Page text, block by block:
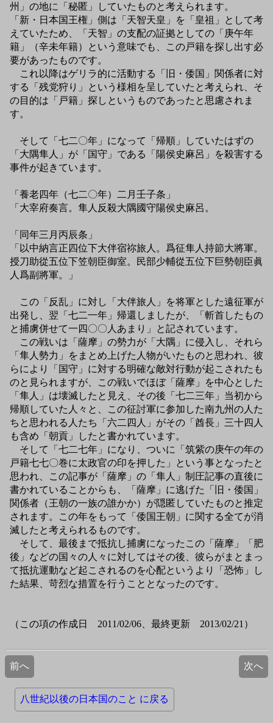
州」の地に「秘匿」していたものと考えられます。
「新・日本国王権」側は「天智天皇」を「皇祖」として考
えていたため、「天智」の支配の証拠としての「庚午年
籍」（辛未年籍）という意味でも、この戸籍を探し出す必
要があったものです。
これ以降はゲリラ的に活動する「旧・倭国」関係者に対
する「残党狩り」という様相を呈していたと考えられ、そ
の目的は「戸籍」探しというものであったと思慮されま
す。
そして「七二〇年」になって「帰順」していたはずの
「大隅隼人」が「国守」である「陽侯史麻呂」を殺害する
事件が起きています。
「養老四年（七二〇年）二月壬子条」
「大宰府奏言。隼人反殺大隅國守陽侯史麻呂。
「同年三月丙辰条」
「以中納言正四位下大伴宿祢旅人。爲征隼人持節大將軍。
授刀助從五位下笠朝臣御室。民部少輔從五位下巨勢朝臣眞
人爲副將軍。」
この「反乱」に対し「大伴旅人」を将軍とした遠征軍が
出発し、翌「七二一年」帰還しましたが、「斬首したもの
と捕虜併せて一四〇〇人あまり」と記されています。
この戦いは「薩摩」の勢力が「大隅」に侵入し、それら
「隼人勢力」をまとめ上げた人物がいたものと思われ、彼
らにより「国守」に対する明確な敵対行動が起こされたも
のと見られますが、この戦いでほぼ「薩摩」を中心とした
「隼人」は壊滅したと見え、その後「七二三年」当初から
帰順していた人々と、この征討軍に参加した南九州の人た
ちと思われる人たち「六二四人」がその「酋長」三十四人
も含め「朝貢」したと書かれています。
そして「七二七年」になり、ついに「筑紫の庚午の年の
戸籍七七〇巻に太政官の印を押した」という事となったと
思われ、この記事が「薩摩」の「隼人」制圧記事の直後に
書かれていることからも、「薩摩」に逃げた「旧・倭国」
関係者（王朝の一族の誰かか）が隠匿していたものと推定
されます。この年をもって「倭国王朝」に関する全てが消
滅したと考えられるものです。
そして、最後まで抵抗し捕虜になったこの「薩摩」「肥
後」などの国々の人々に対してはその後、彼らがまとまっ
て抵抗運動など起こされるのを心配というより「恐怖」し
た結果、苛烈な措置を行うこととなったのです。
（この項の作成日 2011/02/06、最終更新 2013/02/21）
前へ 次へ
八世紀以後の日本国のこと に戻る